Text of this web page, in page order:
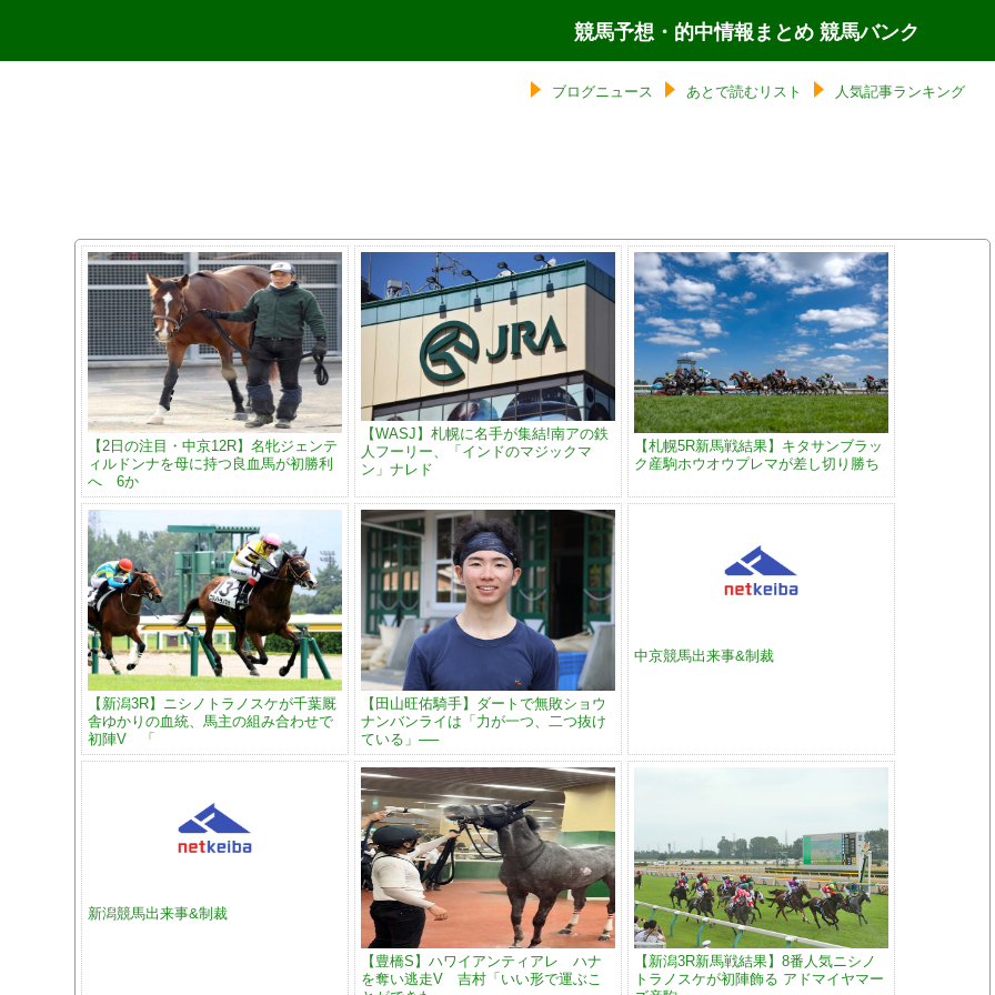
競馬予想・的中情報まとめ 競馬バンク
ブログニュース あとで読むリスト 人気記事ランキング
【2日の注目・中京12R】名牝ジェンテ
ィルドンナを母に持つ良血馬が初勝利
へ 6か
【WASJ】札幌に名手が集結!南アの鉄
人フーリー、「インドのマジックマ
ン」ナレド
【札幌5R新馬戦結果】キタサンブラッ
ク産駒ホウオウプレマが差し切り勝ち
【新潟3R】ニシノトラノスケが千葉厩
舎ゆかりの血統、馬主の組み合わせで
初陣V 「
【田山旺佑騎手】ダートで無敗ショウ
ナンバンライは「力が一つ、二つ抜け
ている」──
中京競馬出来事&制裁
新潟競馬出来事&制裁
【豊橋S】ハワイアンティアレ ハナ
を奪い逃走V 吉村「いい形で運ぶこ
【新潟3R新馬戦結果】8番人気ニシノ
トラノスケが初陣飾る アドマイヤマー